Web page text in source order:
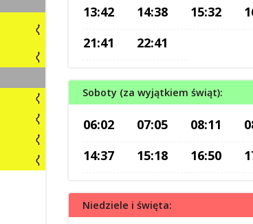
13:42
14:38 15:32
21:41
22:41
Soboty (za wyjątkiem świąt):
06:02 07:05 08:11
14:37
15:18 16:50
Niedziele i święta: